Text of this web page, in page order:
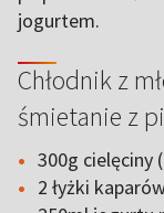
jogurtem.
Chłodnik z
śmietanie z
300g cielęciny
2 łyżki